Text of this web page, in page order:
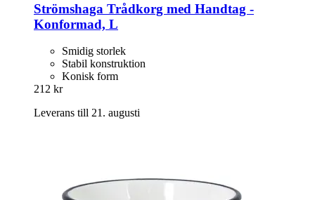
Strömshaga Trådkorg med Handtag -​
Konformad, L
Smidig storlek
Stabil konstruktion
Konisk form
212 kr
Leverans till 21. augusti